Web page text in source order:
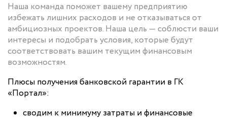
Наша команда поможет вашему предприятию
избежать лишних расходов и не отказываться от
амбициозных проектов. Наша цель — соблюсти ваши
интересы и подобрать условия, которые будут
соответствовать вашим текущим финансовым
возможностям.
Плюсы получения банковской гарантии в ГК
«Портал»:
сводим к минимуму затраты и финансовые